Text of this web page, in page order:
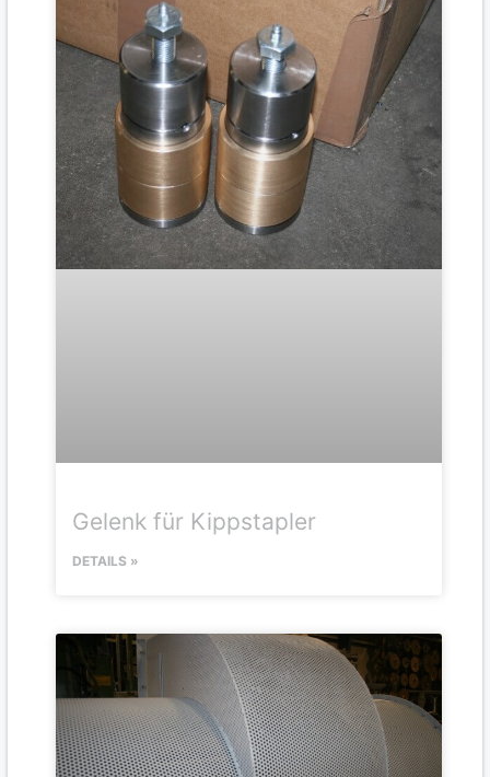
Gelenk für Kippstapler
DETAILS »